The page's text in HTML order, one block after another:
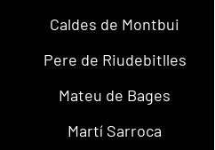
Caldes de Montbui
Pere de Riudebitlles
Mateu de Bages
Martí Sarroca